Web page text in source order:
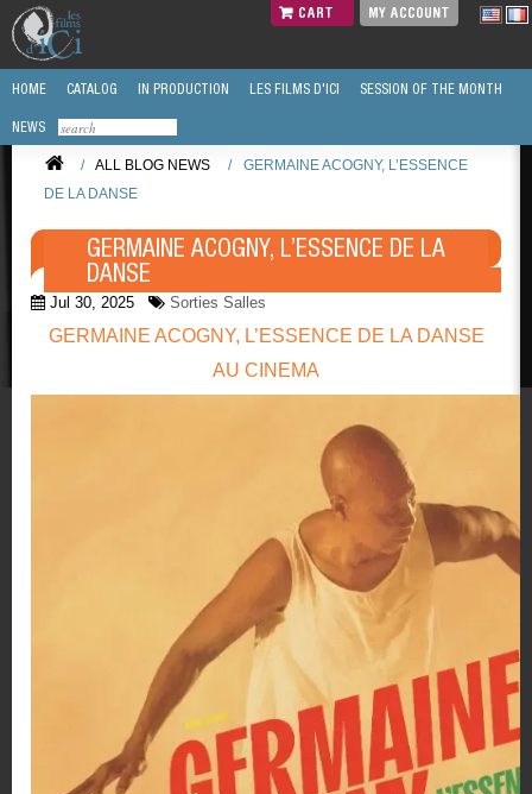
CART MY ACCOUNT
HOME CATALOG IN PRODUCTION LES FILMS D'ICI SESSION OF THE MONTH
NEWS
/ ALL BLOG NEWS /
GERMAINE ACOGNY, L’ESSENCE
DE LA DANSE
GERMAINE ACOGNY, L’ESSENCE DE LA
DANSE
Jul 30, 2025 Sorties Salles
GERMAINE ACOGNY, L’ESSENCE DE LA DANSE
AU CINEMA